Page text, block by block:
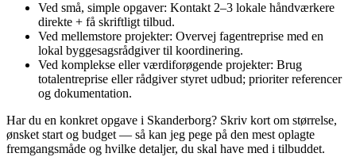
Ved små, simple opgaver: Kontakt 2–3 lokale håndværkere
direkte + få skriftligt tilbud.
Ved mellemstore projekter: Overvej fagentreprise med en
lokal byggesagsrådgiver til koordinering.
Ved komplekse eller værdiforøgende projekter: Brug
totalentreprise eller rådgiver styret udbud; prioriter referencer
og dokumentation.
Har du en konkret opgave i Skanderborg? Skriv kort om størrelse,
ønsket start og budget — så kan jeg pege på den mest oplagte
fremgangsmåde og hvilke detaljer, du skal have med i tilbuddet.